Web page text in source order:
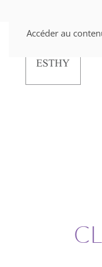
Accéder au